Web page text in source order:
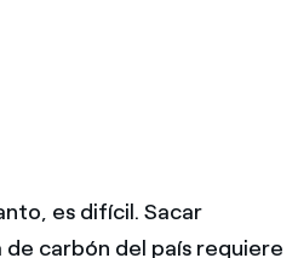
es difícil. Sacar
carbón del país requiere